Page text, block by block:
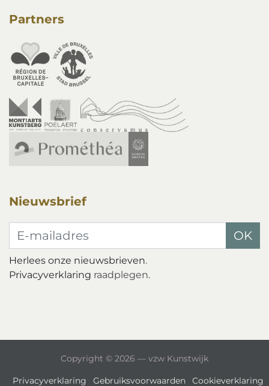
Partners
Nieuwsbrief
E-mailadres OK
Herlees onze nieuwsbrieven.
Privacyverklaring raadplegen.
Copyright © 2026 — vzw Kunstwijk
Privacyverklaring Gebruiksvoorwaarden Cookieverklaring